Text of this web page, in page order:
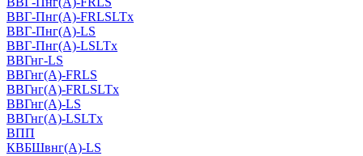
ВВГ-Пнг(А)-FRLSLTx
ВВГ-Пнг(А)-LS
ВВГ-Пнг(А)-LSLTx
ВВГнг-LS
ВВГнг(А)-FRLS
ВВГнг(А)-FRLSLTx
ВВГнг(А)-LS
ВВГнг(А)-LSLTx
ВПП
КВБШвнг(А)-LS